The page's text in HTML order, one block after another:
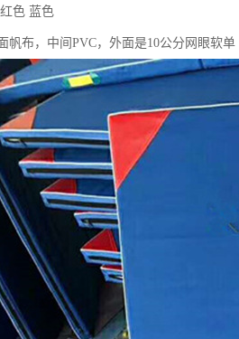
色 蓝色
帆布，中间PVC，外面是10公分网眼软单